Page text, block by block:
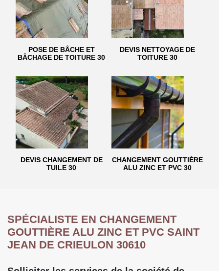
POSE DE BÂCHE ET
BÂCHAGE DE TOITURE 30
DEVIS NETTOYAGE DE
TOITURE 30
DEVIS CHANGEMENT DE
TUILE 30
CHANGEMENT GOUTTIÈRE
ALU ZINC ET PVC 30
SPÉCIALISTE EN CHANGEMENT
GOUTTIÈRE ALU ZINC ET PVC SAINT
JEAN DE CRIEULON 30610